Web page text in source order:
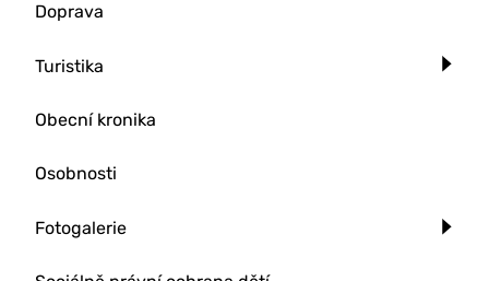
Doprava
Turistika
Obecní kronika
Osobnosti
Fotogalerie